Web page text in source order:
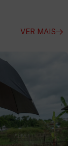
VER MAIS